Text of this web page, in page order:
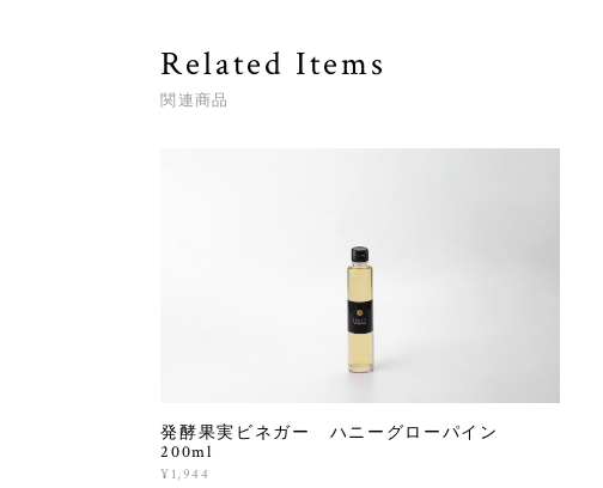
Related Items
関連商品
発酵果実ビネガー ハニーグローパイン
200ml
¥1,944